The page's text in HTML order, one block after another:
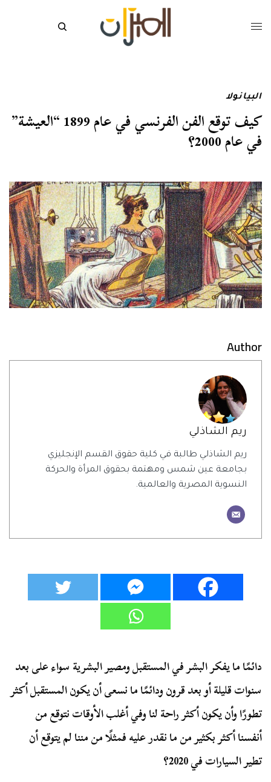
البيانولا
كيف توقع الفن الفرنسي في عام 1899 “العيشة”
في عام 2000؟
Author
ريم الشاذلي
ريم الشاذلي طالبة في كلية حقوق القسم الإنجليزي
بجامعة عين شمس ومهتمة بحقوق المرأة والحركة
النسوية المصرية والعالمية.
دائمًا ما يفكر البشر في المستقبل ومصير البشرية سواء على بعد
سنوات قليلة أو بعد قرون ودائمًا ما نسعى أن يكون المستقبل أكثر
تطورًا وأن يكون أكثر راحة لنا وفي أغلب الأوقات نتوقع من
أنفسنا أكثر بكثير من ما نقدر عليه فمثلًا من مننا لم يتوقع أن
تطير السيارات في 2020؟